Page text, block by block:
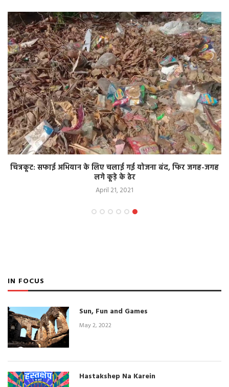
चित्रकूट: सफाई अभियान के लिए चलाई गई योजना बंद, फिर जगह-जगह
लगे कूड़े के ढेर
April 21, 2021
IN FOCUS
Sun, Fun and Games
May 2, 2022
Hastakshep Na Karein